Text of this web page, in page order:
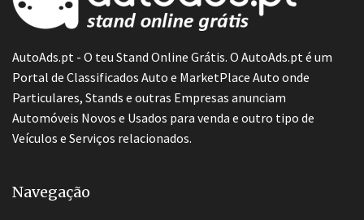
AutoAds.pt - O teu Stand Online Grátis. O AutoAds.pt é um
Portal de Classificados Auto e MarketPlace Auto onde
Particulares, Stands e outras Empresas anunciam
Automóveis Novos e Usados para venda e outro tipo de
Veículos e Serviços relacionados.
Navegação